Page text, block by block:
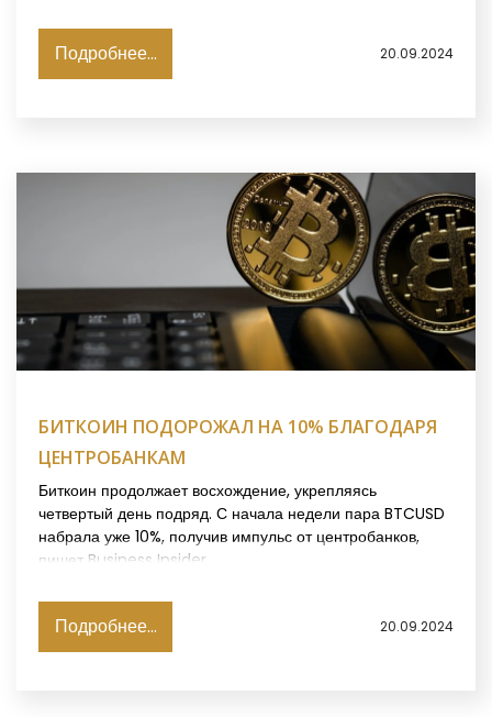
Подробнее... 20.09.2024
БИТКОИН ПОДОРОЖАЛ НА 10% БЛАГОДАРЯ
ЦЕНТРОБАНКАМ
Биткоин продолжает восхождение, укрепляясь
четвертый день подряд. С начала недели пара BTCUSD
набрала уже 10%, получив импульс от центробанков,
пишет Business Insider.
Подробнее... 20.09.2024